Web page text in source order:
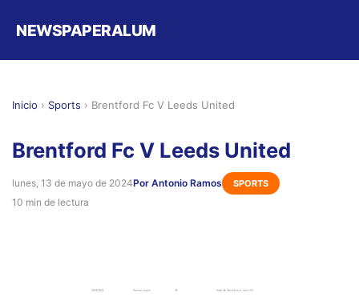
NEWSPAPERALUM
Inicio › Sports › Brentford Fc V Leeds United
Brentford Fc V Leeds United
lunes, 13 de mayo de 2024Por Antonio Ramos SPORTS
10 min de lectura